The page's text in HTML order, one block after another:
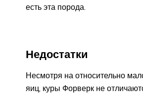
есть эта порода.
Недостатки
Несмотря на относительно
яиц, куры Форверк не